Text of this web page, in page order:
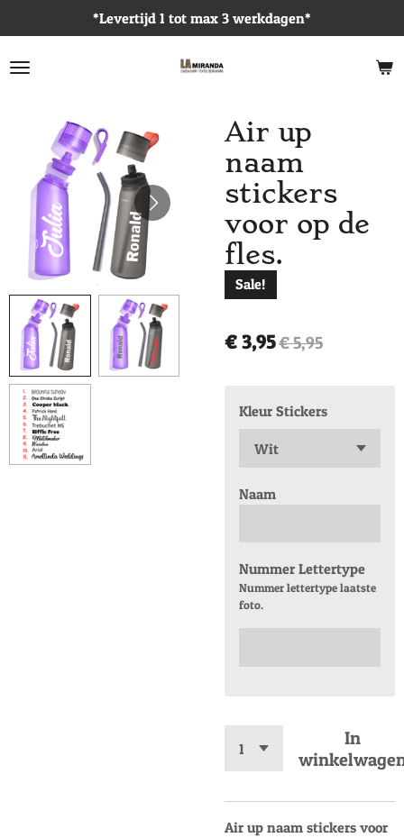
direct
naar
*Levertijd 1 tot max 3 werkdagen*
Air up
naam
stickers
voor op de
fles.
Sale!
€ 3,95€ 5,95
Kleur Stickers
Naam
Nummer Lettertype
Nummer lettertype laatste
foto.
In
Air up naam stickers voor